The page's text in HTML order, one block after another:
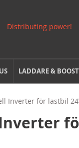
LADDARE &
Inverter för lastbil